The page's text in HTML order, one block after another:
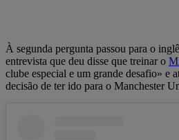
À segunda pergunta passou para o
entrevista que deu disse que treinar o
clube especial e um grande desafio» e
decisão de ter ido para o Manchester